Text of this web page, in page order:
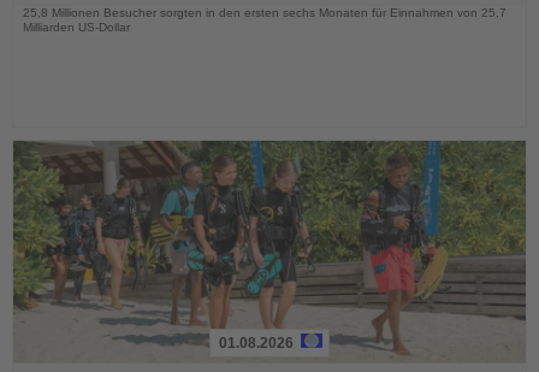
25,8 Millionen Besucher sorgten in den ersten sechs Monaten für Einnahmen von 25,7
Milliarden US-Dollar
01.08.2026